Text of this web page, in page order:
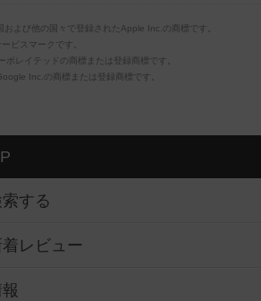
よび他の国々で登録されたApple Inc.の商標です。
ビスマークです。
レイテッドの商標または登録商標です。
Inc.の商標または登録商標です。
する
レビュー